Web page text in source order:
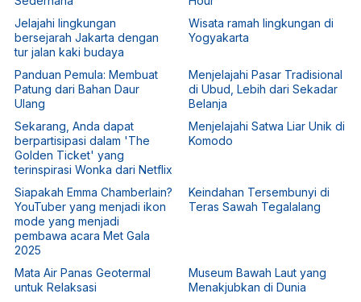
Jelajahi lingkungan
bersejarah Jakarta dengan
tur jalan kaki budaya
Wisata ramah lingkungan di
Yogyakarta
Panduan Pemula: Membuat
Patung dari Bahan Daur
Ulang
Menjelajahi Pasar Tradisional
di Ubud, Lebih dari Sekadar
Belanja
Sekarang, Anda dapat
berpartisipasi dalam 'The
Golden Ticket' yang
terinspirasi Wonka dari Netflix
Menjelajahi Satwa Liar Unik di
Komodo
Siapakah Emma Chamberlain?
YouTuber yang menjadi ikon
mode yang menjadi
pembawa acara Met Gala
2025
Keindahan Tersembunyi di
Teras Sawah Tegalalang
Mata Air Panas Geotermal
untuk Relaksasi
Museum Bawah Laut yang
Menakjubkan di Dunia